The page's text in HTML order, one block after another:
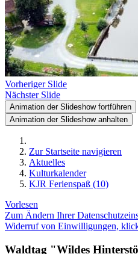
Vorheriger Slide
Nächster Slide
Animation der Slideshow fortführen
Animation der Slideshow anhalten
Zur Startseite navigieren
Aktuelles
Kulturkalender
KJR Ferienspaß (10)
Vorlesen
Zum Ändern Ihrer
Widerruf von Einwilligungen,
Waldtag "Wildes